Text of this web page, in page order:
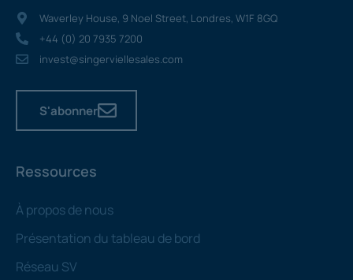
Ressources
À propos de nous
Présentation du tableau de bord
Réseau SV
Waverley House, 9 Noel Street, Londres, W1F 8GQ
+44 (0) 20 7935 7200
invest@singerviellesales.com
S'abonner